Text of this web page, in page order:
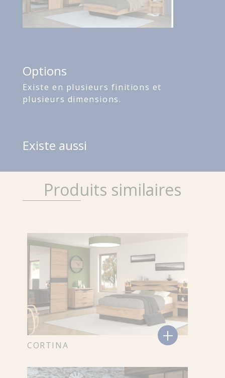
Options
Existe en plusieurs finitions et
plusieurs dimensions.
Existe aussi
Produits similaires
CORTINA +